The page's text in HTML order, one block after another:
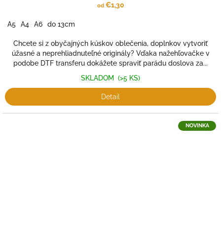
od€1,30
A5 A4 A6 do 13cm
Chcete si z obyčajných kúskov oblečenia, doplnkov vytvoriť
úžasné a neprehliadnuteľné originály? Vďaka nažehľovačke v
podobe DTF transferu dokážete spraviť parádu doslova za...
SKLADOM (>5 KS)
Detail
NOVINKA